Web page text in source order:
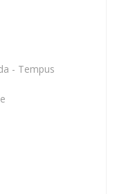
- Tempus